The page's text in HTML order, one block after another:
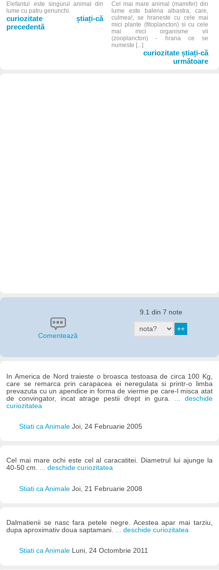
Elefantul este singurul animal din
lume cu patru genunchi.
curiozitate știați-că
precedentă
Cel mai mare animal (mamifer) din
lume este balena albastra, care,
culmea!, se hraneste cu cele mai
mici plante (fitoplancton) si cu cele
mai mici organisme vii
(zooplancton) - hrana ce se
numeste [...]
curiozitate știați-că
următoare
Comentează
9.1 din 7 note
In America de Nord traieste o broasca testoasa de circa 100 Kg,
care se remarca prin carapacea ei neregulata si printr-o limba
prevazuta cu un apendice in forma de vierme pe care-l misca atat
de convingator, incat atrage pestii drept in gura.
... deschide
curiozitatea
Stiati ca Animale Joi, 24 Februarie 2005
Cel mai mare ochi este cel al caracatitei. Diametrul lui ajunge la
40-50 cm. ... deschide curiozitatea
Stiati ca Animale Joi, 21 Februarie 2008
Dalmatienii se nasc fara petele negre. Acestea apar mai tarziu,
dupa aproximativ doua saptamani. ... deschide curiozitatea
Stiati ca Animale Luni, 24 Octombrie 2011